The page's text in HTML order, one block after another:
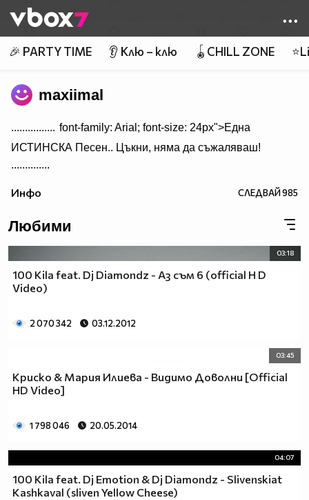
👾
🎉 PARTY TIME 👂 Клю – клю 🪀CHILL ZONE
maxiimal
................ font-family: Arial; font-size: 24px">Една
ИСТИНСКА Песен.. Цъкни, няма да съжаляваш!
..............
Инфо СЛЕДВАЙ985
Любими
03:18
100 Kila feat. Dj Diamondz - Аз съм 6 (official H D
Video)
2 070 342 03.12.2012
03:45
Криско & Мария Илиева - Видимо Доволни [Official
HD Video]
1 798 046 20.05.2014
04:07
100 Kila feat. Dj Emotion & Dj Diamondz - Slivenskiat
Kashkaval (sliven Yellow Cheese)